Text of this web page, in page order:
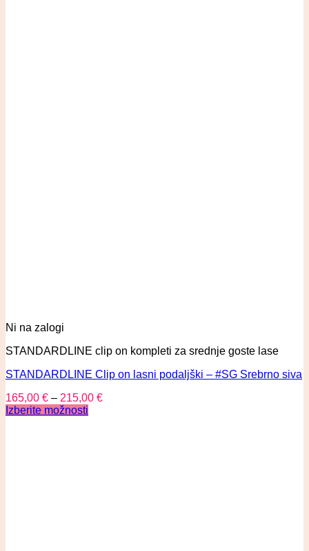
Ni na zalogi
STANDARDLINE clip on kompleti za srednje goste lase
STANDARDLINE Clip on lasni podaljški – #SG Srebrno siva
165,00 € – 215,00 €
Izberite možnosti